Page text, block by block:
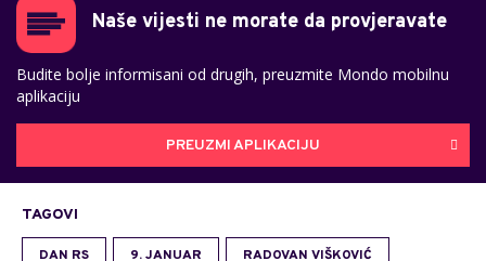
Naše vijesti ne morate da provjeravate
Budite bolje informisani od drugih, preuzmite Mondo mobilnu
aplikaciju
PREUZMI APLIKACIJU
TAGOVI
DAN RS 9. JANUAR RADOVAN VIŠKOVIĆ